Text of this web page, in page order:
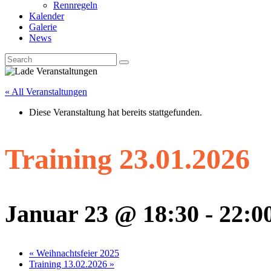
Rennregeln
Kalender
Galerie
News
« All Veranstaltungen
Diese Veranstaltung hat bereits stattgefunden.
Training 23.01.2026
Januar 23 @ 18:30 -
« Weihnachtsfeier 2025
Training 13.02.2026 »